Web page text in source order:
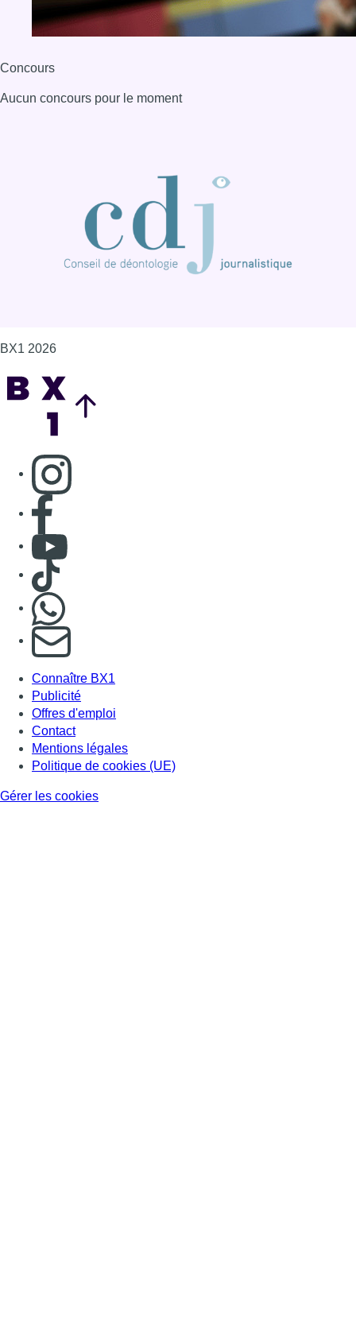
Concours
Aucun concours pour le moment
BX1 2026
Consulter page Instagram
Consulter page Facebook
Consulter Youtube
Consulter TikTok
S'abonner à notre newsletter
Connaître BX1
Publicité
Offres d'emploi
Contact
Mentions légales
Politique de cookies (UE)
Gérer les cookies